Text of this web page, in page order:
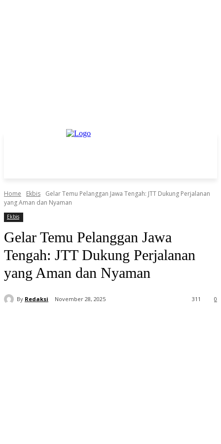
Home Ekbis
Gelar Temu Pelanggan Jawa Tengah: JTT Dukung Perjalanan
yang Aman dan Nyaman
Ekbis
Gelar Temu Pelanggan Jawa
Tengah: JTT Dukung Perjalanan
yang Aman dan Nyaman
By Redaksi November 28, 2025 0
311